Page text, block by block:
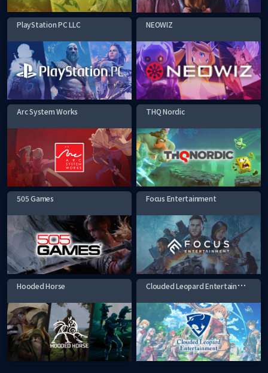
PlayStation PC LLC NEOWIZ
Arc System Works THQ Nordic
505 Games Focus Entertainment
Hooded Horse C
louded Leopard Entertainment